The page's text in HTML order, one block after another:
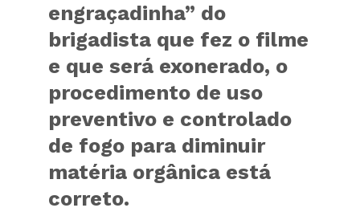
engraçadinha” do
brigadista que fez o filme
e que será exonerado, o
procedimento de uso
preventivo e controlado
de fogo para diminuir
matéria orgânica está
correto.